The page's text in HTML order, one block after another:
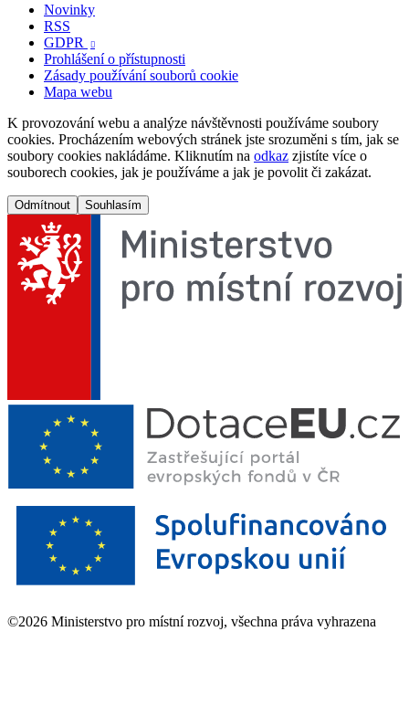
Novinky
RSS
GDPR

Prohlášení o přístupnosti
Zásady používání souborů cookie
Mapa webu
K provozování webu a analýze návštěvnosti používáme soubory
cookies. Procházením webových stránek jste srozuměni s tím, jak se
soubory cookies nakládáme. Kliknutím na odkaz zjistíte více o
souborech cookies, jak je používáme a jak je povolit či zakázat.
Odmítnout Souhlasím
©2026 Ministerstvo pro místní rozvoj, všechna práva vyhrazena